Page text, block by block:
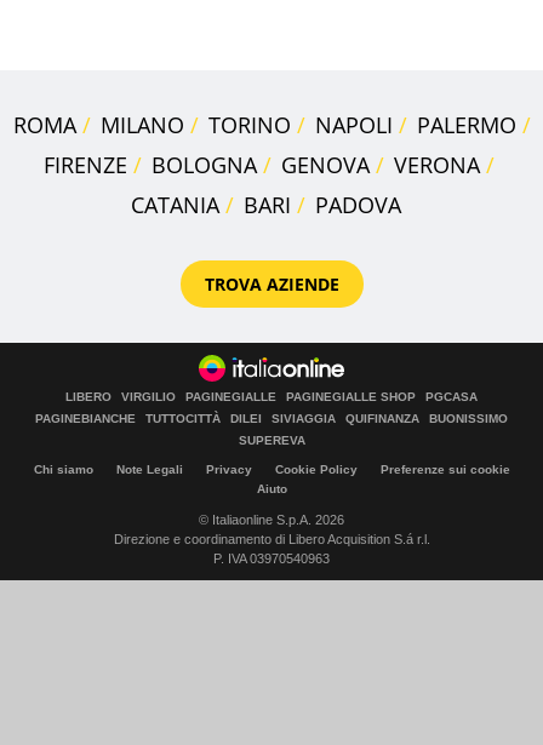
ROMA MILANO TORINO NAPOLI
PALERMO
FIRENZE
BOLOGNA GENOVA
VERONA
CATANIA
BARI PADOVA
TROVA AZIENDE
LIBERO VIRGILIO PAGINEGIALLE PAGINEGIALLE SHOP
PGCASA
PAGINEBIANCHE
TUTTOCITTÀ DILEI SIVIAGGIA QUIFINANZA
BUONISSIMO
SUPEREVA
Chi siamo Note Legali Privacy Cookie Policy
Preferenze sui cookie
Aiuto
© Italiaonline S.p.A. 2026
Direzione e coordinamento di Libero Acquisition S.á r.l.
P. IVA 03970540963